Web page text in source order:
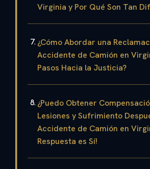
Virginia y Por Qué Son Tan
¿Cómo Abordar una
Accidente de Camión en
Pasos Hacia la Justicia?
¿Puedo Obtener
Lesiones y Sufrimiento
Accidente de Camión en
Respuesta es Sí!